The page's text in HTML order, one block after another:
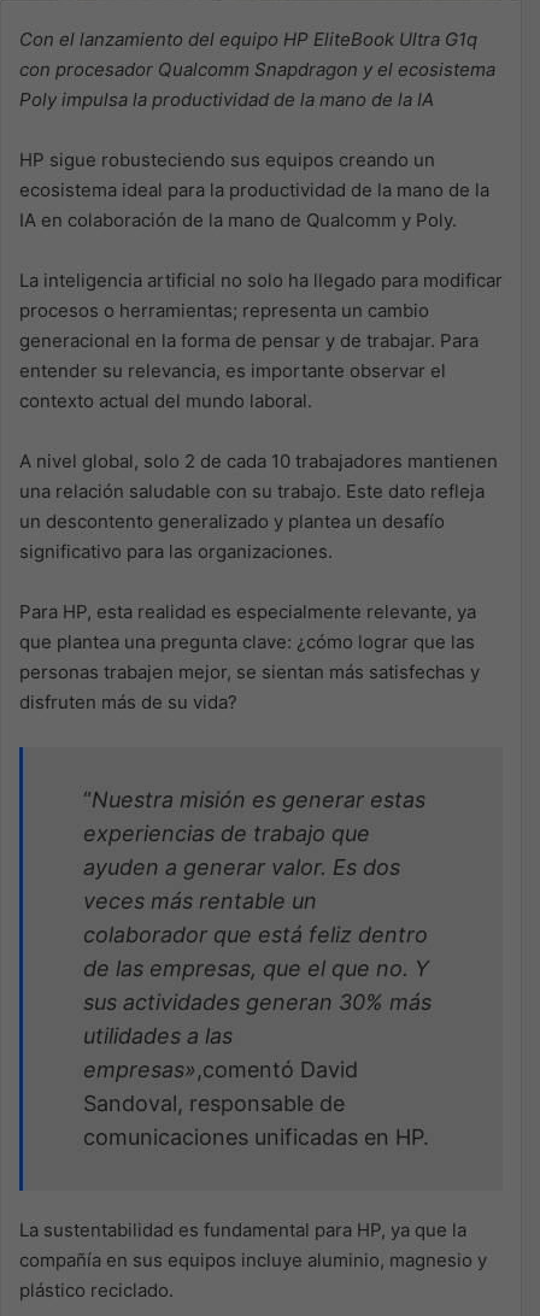
Con el lanzamiento del equipo HP EliteBook Ultra G1q
con procesador Qualcomm Snapdragon y el ecosistema
Poly impulsa la productividad de la mano de la IA
HP sigue robusteciendo sus equipos creando un
ecosistema ideal para la productividad de la mano de la
IA en colaboración de la mano de Qualcomm y Poly.
La inteligencia artificial no solo ha llegado para modificar
procesos o herramientas; representa un cambio
generacional en la forma de pensar y de trabajar. Para
entender su relevancia, es importante observar el
contexto actual del mundo laboral.
A nivel global, solo 2 de cada 10 trabajadores mantienen
una relación saludable con su trabajo. Este dato refleja
un descontento generalizado y plantea un desafío
significativo para las organizaciones.
Para HP, esta realidad es especialmente relevante, ya
que plantea una pregunta clave: ¿cómo lograr que las
personas trabajen mejor, se sientan más satisfechas y
disfruten más de su vida?
“Nuestra misión es generar estas
experiencias de trabajo que
ayuden a generar valor. Es dos
veces más rentable un
colaborador que está feliz dentro
de las empresas, que el que no. Y
sus actividades generan 30% más
utilidades a las
empresas»,comentó David
Sandoval, responsable de
comunicaciones unificadas en HP.
La sustentabilidad es fundamental para HP, ya que la
compañía en sus equipos incluye aluminio, magnesio y
plástico reciclado.